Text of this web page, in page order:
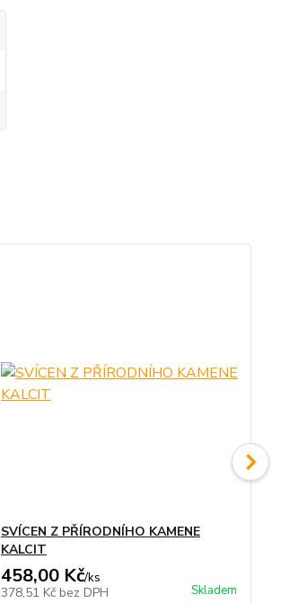
SVÍCEN Z PŘÍRODNÍHO KAMENE
KALCIT
458,00 Kč/ks
378,51 Kč bez DPH Skladem